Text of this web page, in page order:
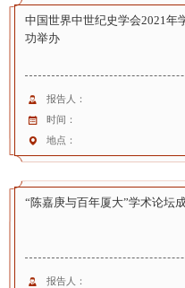
中国世界中世纪史学会2021年
功举办
报告人：
时间：
地点：
“陈嘉庚与百年厦大”学术论坛
报告人：